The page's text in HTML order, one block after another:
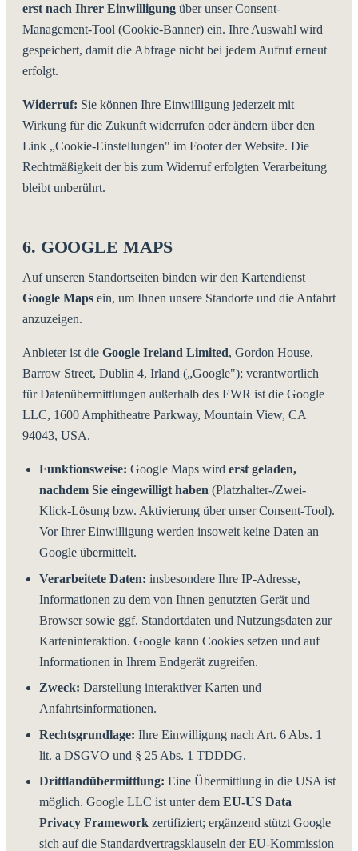
erst nach Ihrer Einwilligung über unser Consent-
Management-Tool (Cookie-Banner) ein. Ihre Auswahl wird
gespeichert, damit die Abfrage nicht bei jedem Aufruf erneut
erfolgt.
Widerruf: Sie können Ihre Einwilligung jederzeit mit
Wirkung für die Zukunft widerrufen oder ändern über den
Link „Cookie-Einstellungen" im Footer der Website. Die
Rechtmäßigkeit der bis zum Widerruf erfolgten Verarbeitung
bleibt unberührt.
6. GOOGLE MAPS
Auf unseren Standortseiten binden wir den Kartendienst
Google Maps ein, um Ihnen unsere Standorte und die Anfahrt
anzuzeigen.
Anbieter ist die Google Ireland Limited, Gordon House,
Barrow Street, Dublin 4, Irland („Google"); verantwortlich
für Datenübermittlungen außerhalb des EWR ist die Google
LLC, 1600 Amphitheatre Parkway, Mountain View, CA
94043, USA.
Funktionsweise: Google Maps wird erst geladen,
nachdem Sie eingewilligt haben (Platzhalter-/Zwei-
Klick-Lösung bzw. Aktivierung über unser Consent-Tool).
Vor Ihrer Einwilligung werden insoweit keine Daten an
Google übermittelt.
Verarbeitete Daten: insbesondere Ihre IP-Adresse,
Informationen zu dem von Ihnen genutzten Gerät und
Browser sowie ggf. Standortdaten und Nutzungsdaten zur
Karteninteraktion. Google kann Cookies setzen und auf
Informationen in Ihrem Endgerät zugreifen.
Zweck: Darstellung interaktiver Karten und
Anfahrtsinformationen.
Rechtsgrundlage: Ihre Einwilligung nach Art. 6 Abs. 1
lit. a DSGVO und § 25 Abs. 1 TDDDG.
Drittlandübermittlung: Eine Übermittlung in die USA ist
möglich. Google LLC ist unter dem EU-US Data
Privacy Frameworkzertifiziert; ergänzend stützt Google
sich auf die Standardvertragsklauseln der EU-Kommission